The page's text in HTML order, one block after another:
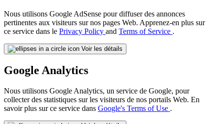
Nous utilisons Google AdSense pour diffuser des annonces
pertinentes aux visiteurs sur nos pages Web. Apprenez-en plus sur
ce service dans le Privacy Policy and Terms of Service .
Voir les détails
Google Analytics
Nous utilisons Google Analytics, un service de Google, pour
collecter des statistiques sur les visiteurs de nos portails Web. En
savoir plus sur ce service dans Google's Terms of Use .